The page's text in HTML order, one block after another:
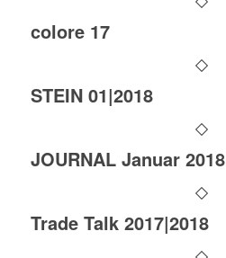
colore 17
STEIN 01|2018
JOURNAL Januar 2018
Trade Talk 2017|2018